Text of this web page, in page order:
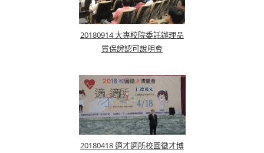
20180914 大專校院委託辦理品
質保證認可說明會
20180418 適才適所校園徵才博